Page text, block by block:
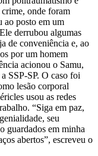
crime, onde foram
ao posto em um
derrubou algumas
de conveniência e, ao
por um homem
acionou o Samu,
SSP-SP. O caso foi
lesão corporal
usou as redes
“Siga em paz,
seu
guardados em minha
abertos”, escreveu o